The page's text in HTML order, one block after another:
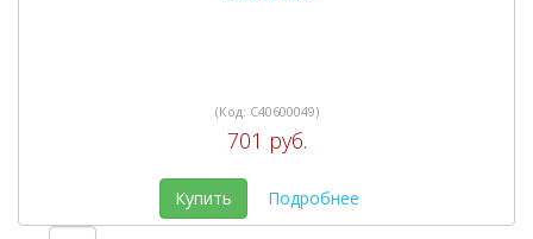
(Код: C40600049)
701 руб.
Купить Подробнее